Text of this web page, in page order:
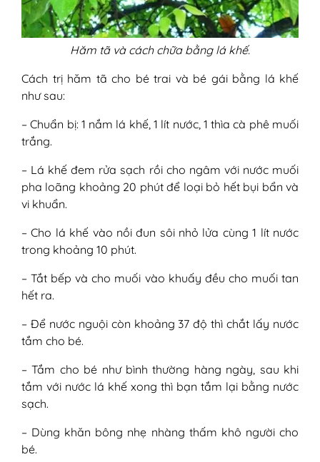
Hăm tã và cách chữa bằng lá khế.
Cách trị hăm tã cho bé trai và bé gái bằng lá khế
như sau:
– Chuẩn bị: 1 nắm lá khế, 1 lít nước, 1 thìa cà phê muối
trắng.
– Lá khế đem rửa sạch rồi cho ngâm với nước muối
pha loãng khoảng 20 phút để loại bỏ hết bụi bẩn và
vi khuẩn.
– Cho lá khế vào nồi đun sôi nhỏ lửa cùng 1 lít nước
trong khoảng 10 phút.
– Tắt bếp và cho muối vào khuấy đều cho muối tan
hết ra.
– Để nước nguội còn khoảng 37 độ thì chắt lấy nước
tắm cho bé.
– Tắm cho bé như bình thường hàng ngày, sau khi
tắm với nước lá khế xong thì bạn tắm lại bằng nước
sạch.
– Dùng khăn bông nhẹ nhàng thấm khô người cho
bé.